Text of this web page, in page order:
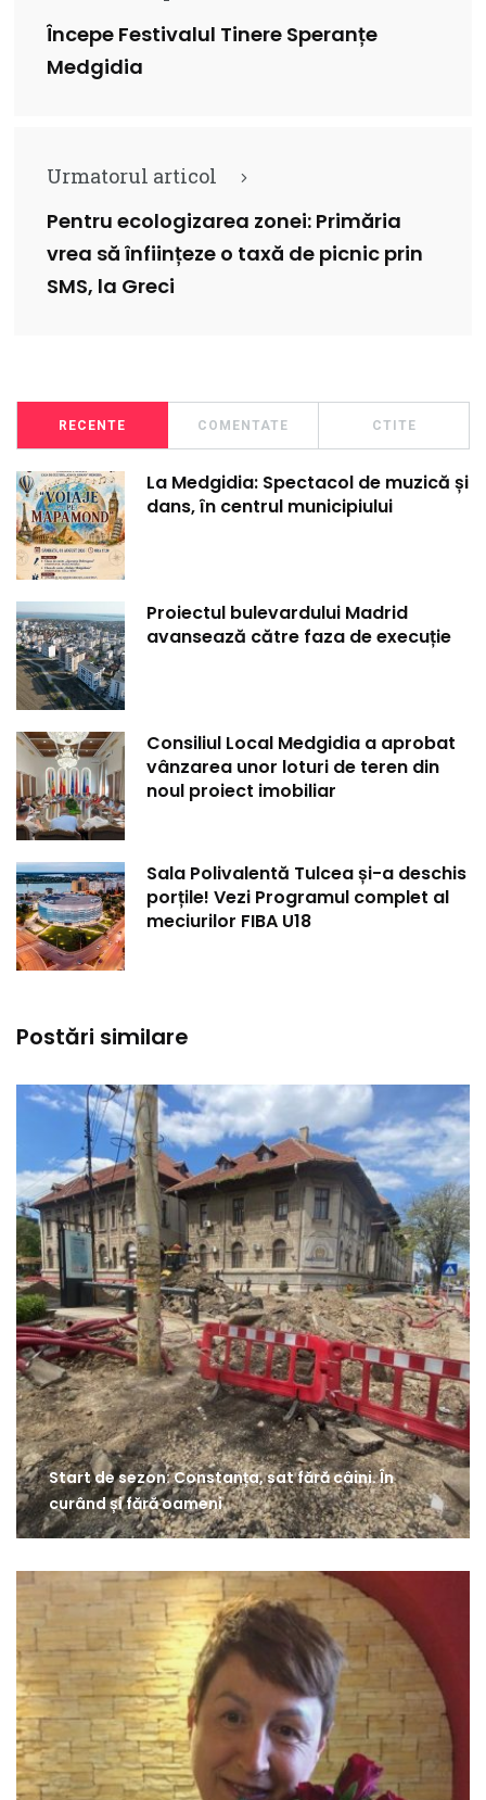
Începe Festivalul Tinere Speranțe
Medgidia
Urmatorul articol
Pentru ecologizarea zonei: Primăria
vrea să înființeze o taxă de picnic prin
SMS, la Greci
RECENTE COMENTATE CTITE
La Medgidia: Spectacol de muzică și
dans, în centrul municipiului
Proiectul bulevardului Madrid
avansează către faza de execuție
Consiliul Local Medgidia a aprobat
vânzarea unor loturi de teren din
noul proiect imobiliar
Sala Polivalentă Tulcea și-a deschis
porțile! Vezi Programul complet al
meciurilor FIBA U18
Postări similare
Start de sezon: Constanța, sat fără câini. În
curând și fără oameni